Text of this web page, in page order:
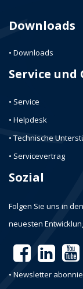
Downloads
• Downloads
Service
• Service
• Helpdesk
• Technische
• Servicevertrag
Sozial
Folgen Sie uns in
neuesten
• Newsletter